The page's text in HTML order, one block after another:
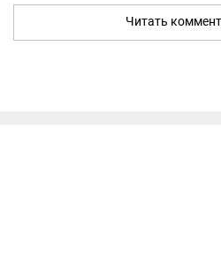
Читать